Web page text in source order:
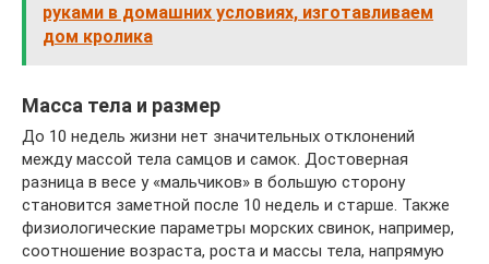
руками в домашних условиях, изготавливаем
дом кролика
Масса тела и размер
До 10 недель жизни нет значительных отклонений
между массой тела самцов и самок. Достоверная
разница в весе у «мальчиков» в большую сторону
становится заметной после 10 недель и старше. Также
физиологические параметры морских свинок, например,
соотношение возраста, роста и массы тела, напрямую